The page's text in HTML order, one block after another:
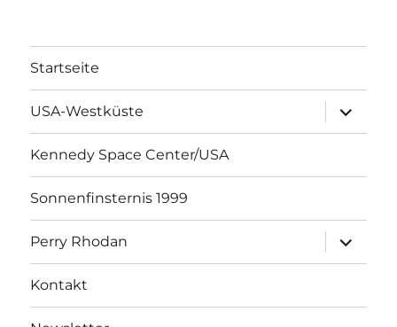
Startseite
USA-Westküste
öffnen
Kennedy Space Center/USA
Sonnenfinsternis 1999
Perry Rhodan
öffnen
Kontakt